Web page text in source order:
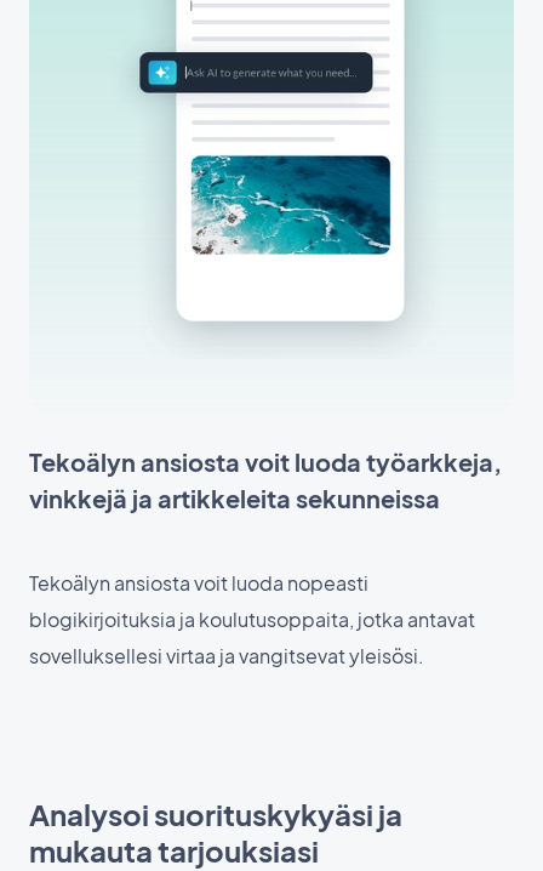
Tekoälyn ansiosta voit luoda työarkkeja,
vinkkejä ja artikkeleita sekunneissa
Tekoälyn ansiosta voit luoda nopeasti
blogikirjoituksia ja koulutusoppaita, jotka antavat
sovelluksellesi virtaa ja vangitsevat yleisösi.
Analysoi suorituskykyäsi ja
mukauta tarjouksiasi